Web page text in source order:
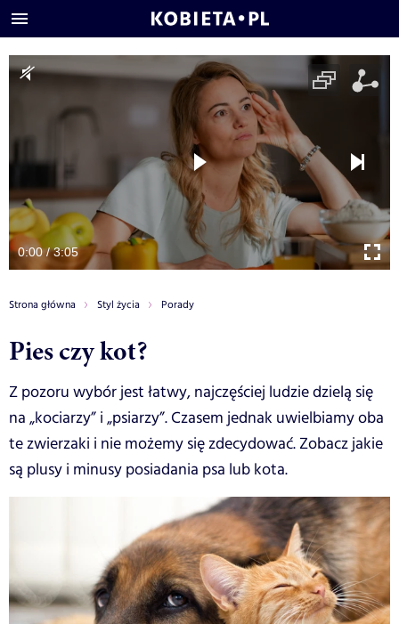
0:00 / 3:05
Strona główna Styl życia Porady
Pies czy kot?
Z pozoru wybór jest łatwy, najczęściej ludzie dzielą się
na „kociarzy” i „psiarzy”. Czasem jednak uwielbiamy oba
te zwierzaki i nie możemy się zdecydować. Zobacz jakie
są plusy i minusy posiadania psa lub kota.